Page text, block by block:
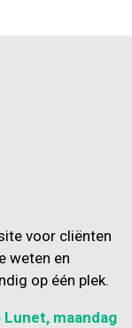
voor cliënten
weten en
op één plek.
maandag